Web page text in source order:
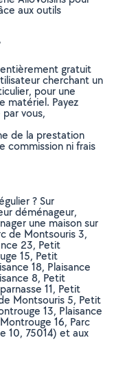
aux outils
gratuit
cherchant un
pour une
matériel. Payez
vous,
de la prestation
commission ni frais
? Sur
déménageur,
une maison sur
de Montsouris 3,
23, Petit
15, Petit
18, Plaisance
8, Petit
11, Petit
Montsouris 5, Petit
13, Plaisance
16, Parc
10, 75014) et aux